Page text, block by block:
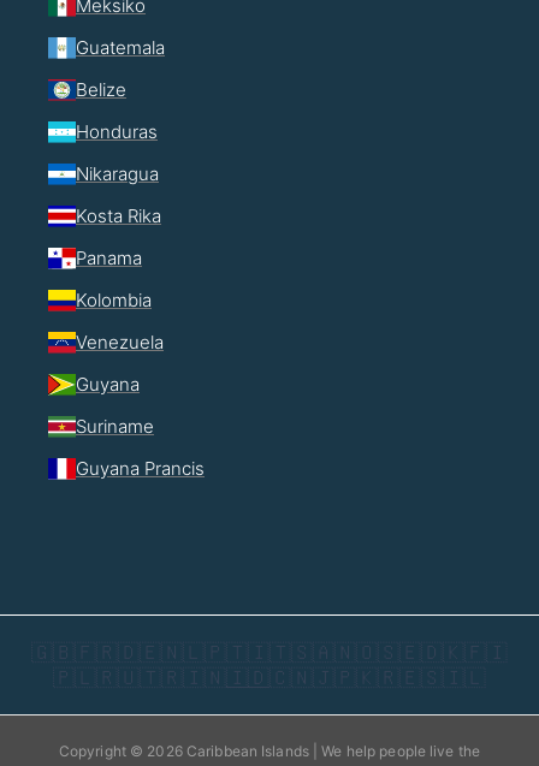
Meksiko
Guatemala
Belize
Honduras
Nikaragua
Kosta Rika
Panama
Kolombia
Venezuela
Guyana
Suriname
Guyana Prancis
🇬🇧 🇫🇷 🇩🇪 🇳🇱 🇵🇹 🇮🇹 🇸🇦 🇳🇴 🇸🇪 🇩🇰 🇫🇮
🇵🇱 🇷🇺 🇹🇷 🇮🇳 🇮🇩 🇨🇳 🇯🇵 🇰🇷 🇪🇸 🇮🇱
Copyright © 2026 Caribbean Islands | We help people live the